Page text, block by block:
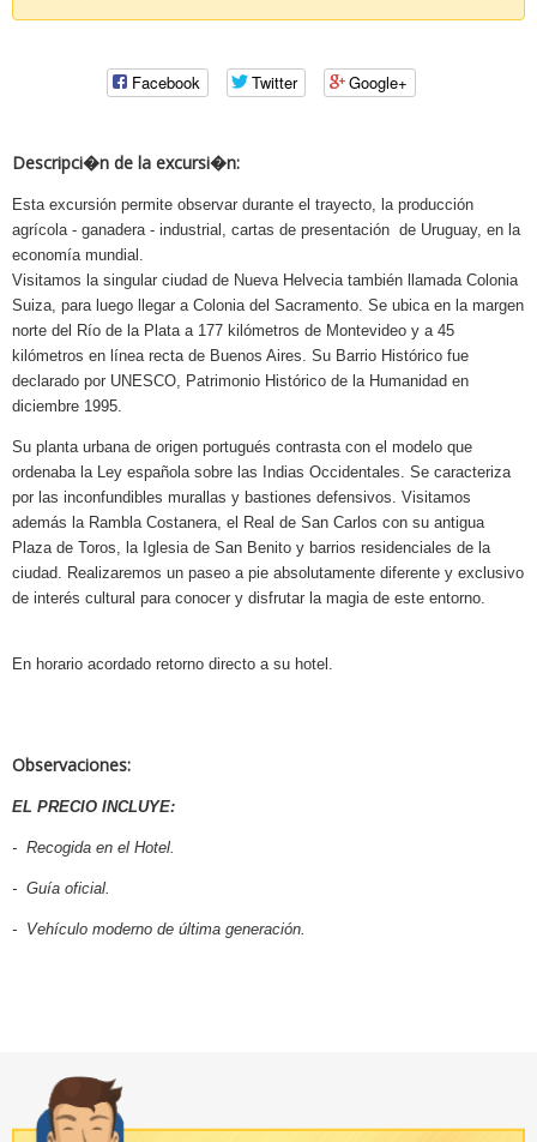
Facebook Twitter Google+
Descripci�n de la excursi�n:
Esta excursión permite observar durante el trayecto, la producción
agrícola - ganadera - industrial, cartas de presentación de Uruguay, en la
economía mundial.
Visitamos la singular ciudad de Nueva Helvecia también llamada Colonia
Suiza, para luego llegar a Colonia del Sacramento. Se ubica en la margen
norte del Río de la Plata a 177 kilómetros de Montevideo y a 45
kilómetros en línea recta de Buenos Aires. Su Barrio Histórico fue
declarado por UNESCO, Patrimonio Histórico de la Humanidad en
diciembre 1995.
Su planta urbana de origen portugués contrasta con el modelo que
ordenaba la Ley española sobre las Indias Occidentales. Se caracteriza
por las inconfundibles murallas y bastiones defensivos. Visitamos
además la Rambla Costanera, el Real de San Carlos con su antigua
Plaza de Toros, la Iglesia de San Benito y barrios residenciales de la
ciudad. Realizaremos un paseo a pie absolutamente diferente y exclusivo
de interés cultural para conocer y disfrutar la magia de este entorno.
En horario acordado retorno directo a su hotel.
Observaciones:
EL PRECIO INCLUYE:
- Recogida en el Hotel.
- Guía oficial.
- Vehículo moderno de última generación.